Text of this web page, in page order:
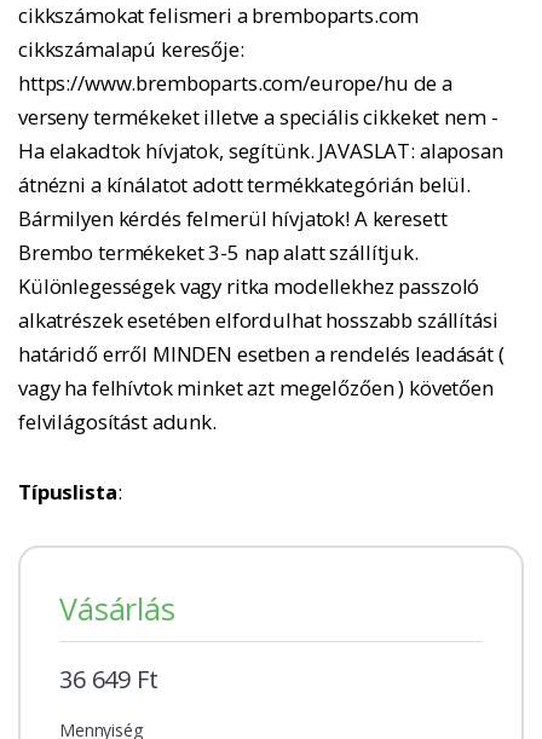
cikkszámokat felismeri a bremboparts.com
cikkszámalapú keresője:
https://www.bremboparts.com/europe/hu de a
verseny termékeket illetve a speciális cikkeket nem -
Ha elakadtok hívjatok, segítünk. JAVASLAT: alaposan
átnézni a kínálatot adott termékkategórián belül.
Bármilyen kérdés felmerül hívjatok! A keresett
Brembo termékeket 3-5 nap alatt szállítjuk.
Különlegességek vagy ritka modellekhez passzoló
alkatrészek esetében elfordulhat hosszabb szállítási
határidő erről MINDEN esetben a rendelés leadását (
vagy ha felhívtok minket azt megelőzően ) követően
felvilágosítást adunk.
Típuslista:
Vásárlás
36 649 Ft
Mennyiség